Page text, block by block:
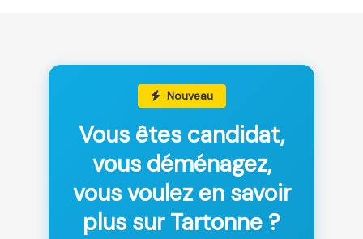
Nouveau
Vous êtes candidat,
vous déménagez,
vous voulez en savoir
plus sur Tartonne ?